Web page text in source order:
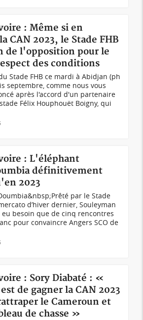
: Même si en
CAN 2023, le Stade FHB
de l'opposition pour le
des conditions
Stade FHB ce mardi à Abidjan (ph
septembre, comme nous vous
après l'accord d'un partenaire
Félix Houphouët Boigny, qui
: L'éléphant
définitivement
2023
par le Stade
d’hiver dernier, Souleyman
eu besoin que de cinq rencontres
pour convaincre Angers SCO de
: Sory Diabaté : «
de gagner la CAN 2023
le Cameroun et
de chasse »